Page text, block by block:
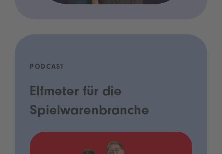
PODCAST
Elfmeter für die
Spielwarenbranche